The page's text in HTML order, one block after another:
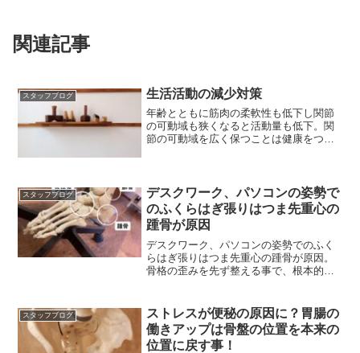
関連記事
スタッフブログ 生活活動の減少対策
年齢とともに筋肉の柔軟性も低下し関節
の可動域も狭くなると活動量も低下。関
節の可動域を広く保つことは健康をつく
スタッフブログ
デスクワーク、パソコンの姿勢で
のふくらはぎ張りはつま先重心の
踵骨が原因
デスクワーク、パソコンの姿勢でのふく
らはぎ張りはつま先重心の踵骨が原因。
骨格の歪みを先ず整える事で、根本的な
スタッフブログ
ストレスが便秘の原因に？胃腸の
働きアップは骨盤の位置を本来の
位置に戻す事！